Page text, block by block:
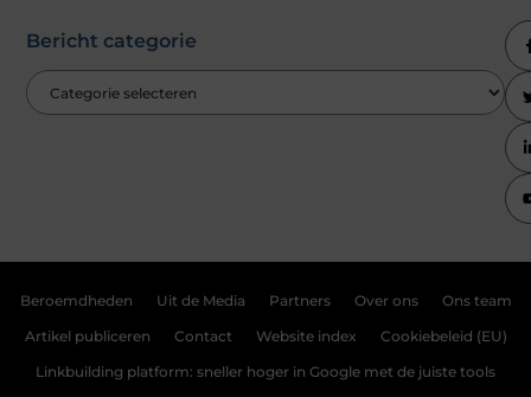
Bericht categorie
Beroemdheden Uit de Media Partners Over ons Ons team
Artikel publiceren Contact Website index Cookiebeleid (EU)
Linkbuilding platform: sneller hoger in Google met de juiste tools